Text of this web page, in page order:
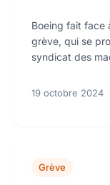
Boeing fait face
grève, qui se
syndicat des
19 octobre 2024
Grève